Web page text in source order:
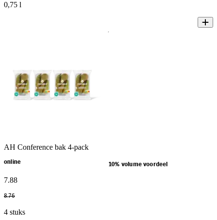
0,75 l
AH Conference bak 4-pack
online 10% volume voordeel
7.88
8.76
4 stuks